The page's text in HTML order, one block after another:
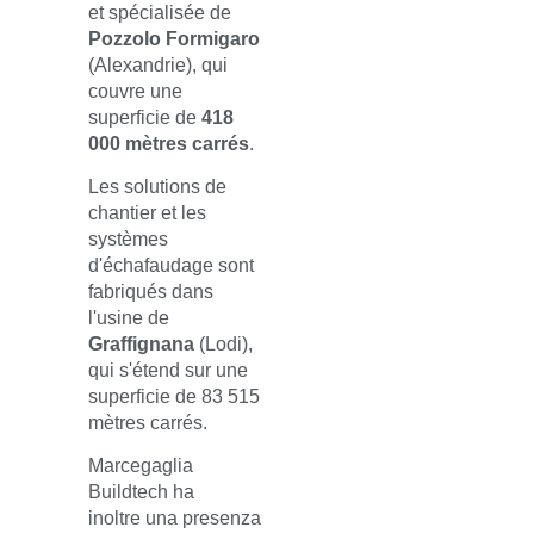
et spécialisée de
Pozzolo Formigaro
(Alexandrie), qui
couvre une
superficie de 418
000 mètres carrés.
Les solutions de
chantier et les
systèmes
d'échafaudage sont
fabriqués dans
l'usine de
Graffignana (Lodi),
qui s'étend sur une
superficie de 83 515
mètres carrés.
Marcegaglia
Buildtech ha
inoltre una presenza